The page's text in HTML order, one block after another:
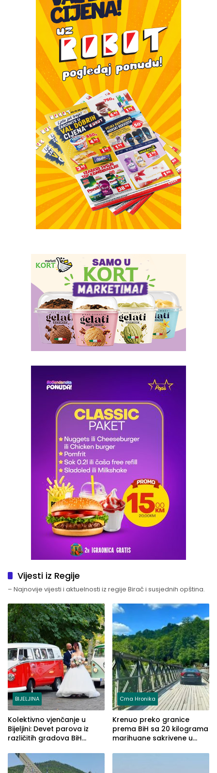
Vijesti iz Regije
– Najnovije vijesti i aktuelnosti iz regije Birač i susjednih opština.
BIJELJINA
Kolektivno vjenčanje u
Bijeljini: Devet parova iz
različitih gradova BiH
Crna Hronika
Krenuo preko granice
prema BiH sa 20 kilograma
marihuane sakrivene u